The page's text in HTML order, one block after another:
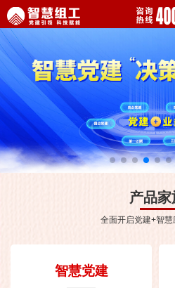
产品家
全面开启党建+智慧
智慧党建